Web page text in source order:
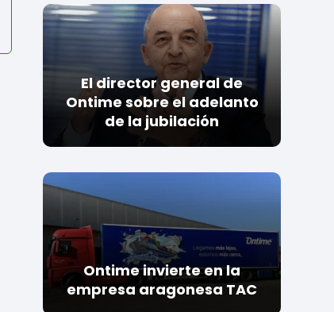
El director general de
Ontime sobre el adelanto
de la jubilación
Ontime invierte en la
empresa aragonesa TAC